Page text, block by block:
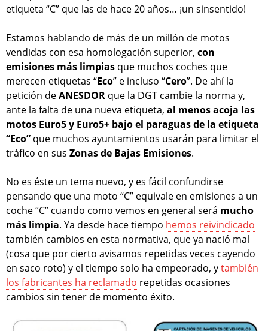
etiqueta “C” que las de hace 20 años… ¡un sinsentido!
Estamos hablando de más de un millón de motos
vendidas con esa homologación superior, con
emisiones más limpias que muchos coches que
merecen etiquetas “Eco” e incluso “Cero”. De ahí la
petición deANESDOR que la DGT cambie la norma y,
ante la falta de una nueva etiqueta, al menos acoja las
motos Euro5 y Euro5+ bajo el paraguas de la etiqueta
“Eco” que muchos ayuntamientos usarán para limitar el
tráfico en sus Zonas de Bajas Emisiones.
No es éste un tema nuevo, y es fácil confundirse
pensando que una moto “C” equivale en emisiones a un
coche “C” cuando como vemos en general será mucho
más limpia. Ya desde hace tiempo hemos reivindicado
también cambios en esta normativa, que ya nació mal
(cosa que por cierto avisamos repetidas veces cayendo
en saco roto) y el tiempo solo ha empeorado, ytambién
los fabricantes ha reclamado repetidas ocasiones
cambios sin tener de momento éxito.